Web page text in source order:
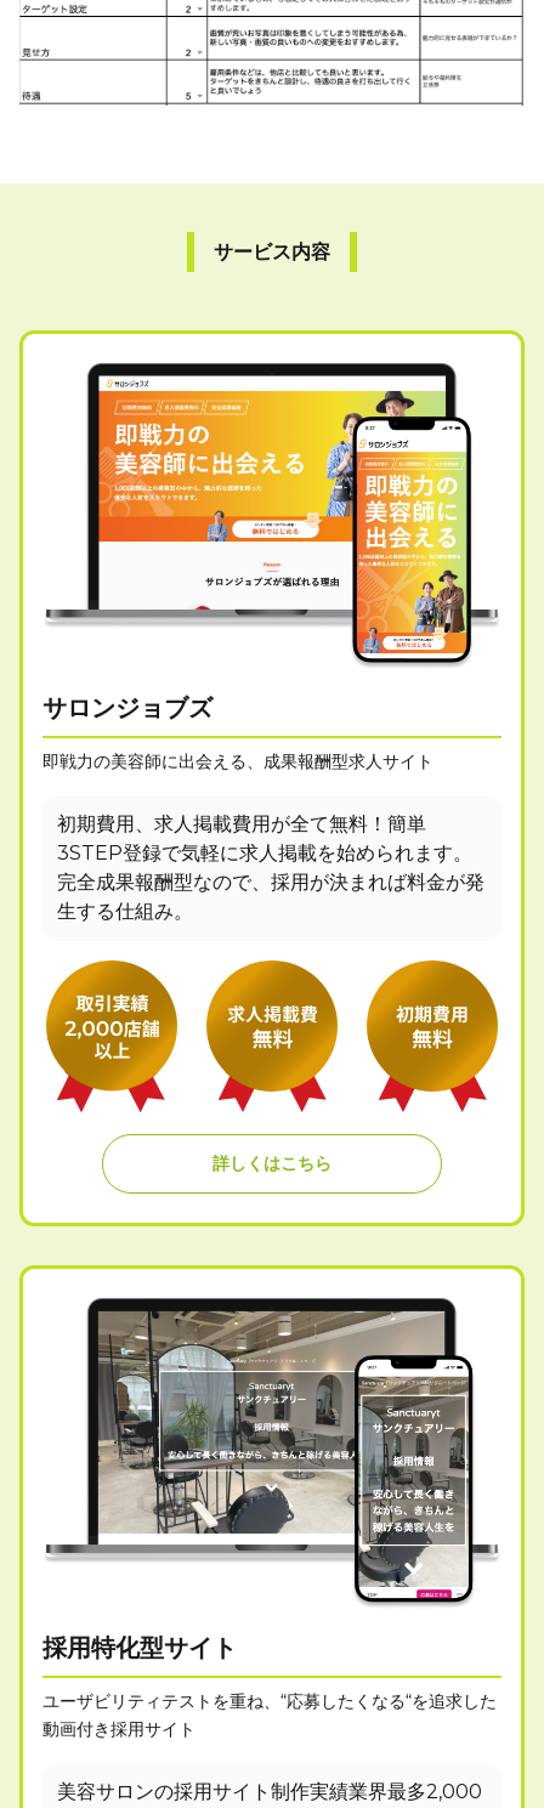
サービス内容
サロンジョブズ
即戦力の美容師に出会える、成果報酬型求人サイト
初期費用、求人掲載費用が全て無料！簡単
3STEP登録で気軽に求人掲載を始められます。
完全成果報酬型なので、採用が決まれば料金が発
生する仕組み。
詳しくはこちら
採用特化型サイト
ユーザビリティテストを重ね、“応募したくなる“を追求した
動画付き採用サイト
美容サロンの採用サイト制作実績業界最多2,000